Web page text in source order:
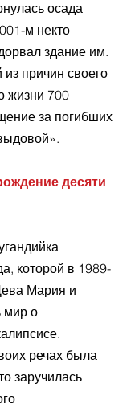
осада
м некто
здание им.
причин своего
жизни 700
за погибших
десяти
которой в 1989-
Мария и
мир о
речах была
заручилась